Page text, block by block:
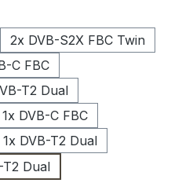
2x DVB-S2X FBC Twin
C FBC
T2 Dual
DVB-C FBC
DVB-T2 Dual
T2 Dual